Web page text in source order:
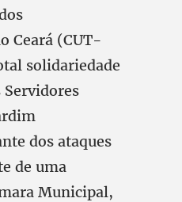
Ceará (CUT-
solidariedade
Servidores
dos ataques
de uma
Municipal,